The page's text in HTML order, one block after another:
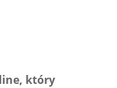
który